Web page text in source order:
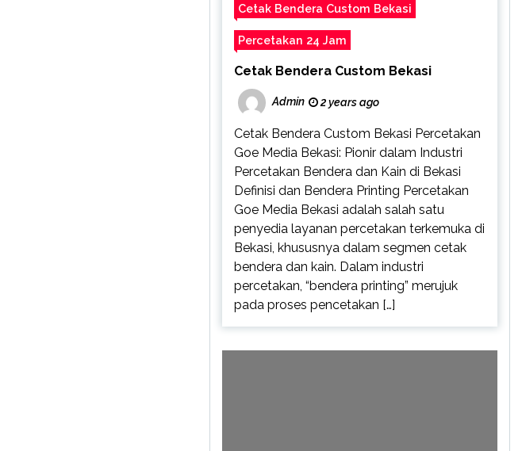
Cetak Bendera Custom Bekasi
Percetakan 24 Jam
Cetak Bendera Custom Bekasi
Admin 2 years ago
Cetak Bendera Custom Bekasi Percetakan
Goe Media Bekasi: Pionir dalam Industri
Percetakan Bendera dan Kain di Bekasi
Definisi dan Bendera Printing Percetakan
Goe Media Bekasi adalah salah satu
penyedia layanan percetakan terkemuka di
Bekasi, khususnya dalam segmen cetak
bendera dan kain. Dalam industri
percetakan, “bendera printing” merujuk
pada proses pencetakan […]